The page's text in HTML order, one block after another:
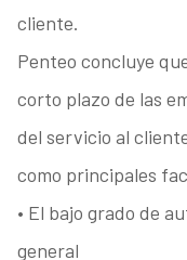
cliente.
Penteo concluye
corto plazo de las
del servicio al
como principales
• El bajo grado de
general